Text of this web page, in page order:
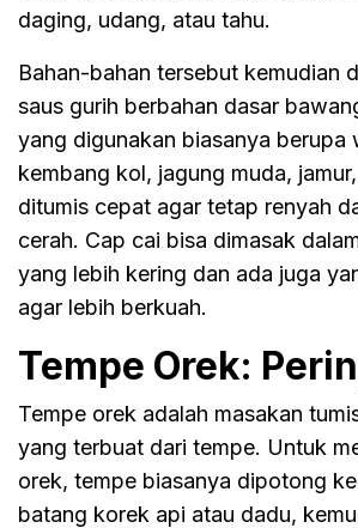
daging, udang, atau tahu.
Bahan-bahan tersebut kemudian
saus gurih berbahan dasar
yang digunakan biasanya berupa
kembang kol, jagung muda,
ditumis cepat agar tetap renyah
cerah. Cap cai bisa dimasak
yang lebih kering dan ada juga
agar lebih berkuah.
Tempe Orek:
Tempe orek adalah masakan
yang terbuat dari tempe. Untuk
orek, tempe biasanya dipotong
batang korek api atau dadu,